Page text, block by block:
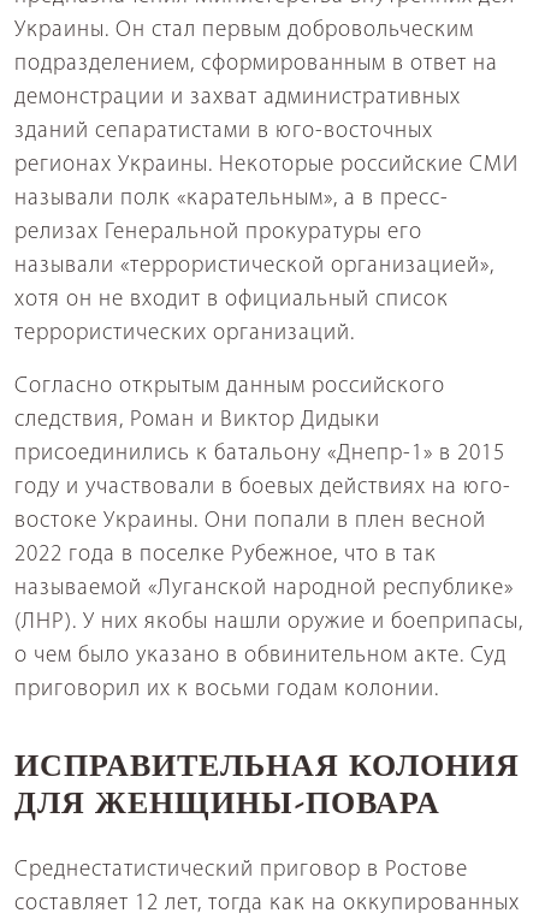
Украины. Он стал первым добровольческим
подразделением, сформированным в ответ на
демонстрации и захват административных
зданий сепаратистами в юго-восточных
регионах Украины. Некоторые российские СМИ
называли полк «карательным», а в пресс-
релизах Генеральной прокуратуры его
называли «террористической организацией»,
хотя он не входит в официальный список
террористических организаций.
Согласно открытым данным российского
следствия, Роман и Виктор Дидыки
присоединились к батальону «Днепр-1» в 2015
году и участвовали в боевых действиях на юго-
востоке Украины. Они попали в плен весной
2022 года в поселке Рубежное, что в так
называемой «Луганской народной республике»
(ЛНР). У них якобы нашли оружие и боеприпасы,
о чем было указано в обвинительном акте. Суд
приговорил их к восьми годам колонии.
ИСПРАВИТЕЛЬНАЯ КОЛОНИЯ
ДЛЯ ЖЕНЩИНЫ-ПОВАРА
Среднестатистический приговор в Ростове
составляет 12 лет, тогда как на оккупированных